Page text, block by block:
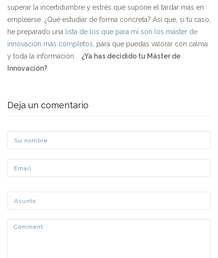
superar la incertidumbre y estrés que supone el tardar más en
emplearse. ¿Qué estudiar de forma concreta? Así que, si tu caso,
he preparado una
lista de los que para mí son los máster de
innovación más completos, para que puedas valorar con calma
y toda la información. ¿Ya has decidido tu Máster de
Innovación?
Deja un comentario